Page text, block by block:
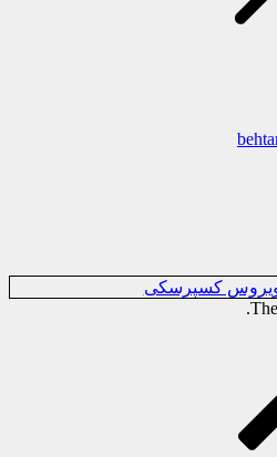
ویروس کسپرسکی
.